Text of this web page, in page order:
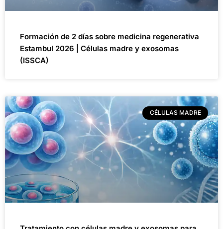
Formación de 2 días sobre medicina regenerativa
Estambul 2026 | Células madre y exosomas
(ISSCA)
CÉLULAS MADRE